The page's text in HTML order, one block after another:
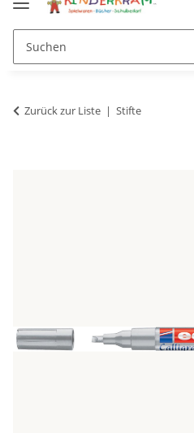
Zurück zur Liste Stifte